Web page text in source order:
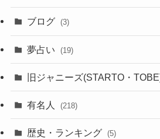
ブログ (3)
夢占い (19)
旧ジャニーズ(STARTO・
有名人 (218)
歴史・ランキング (5)